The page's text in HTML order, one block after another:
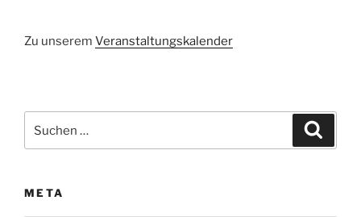
Zu unserem Veranstaltungskalender
nach:
META